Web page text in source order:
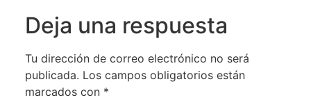
Deja una respuesta
Tu dirección de correo electrónico no será
publicada. Los campos obligatorios están
marcados con *